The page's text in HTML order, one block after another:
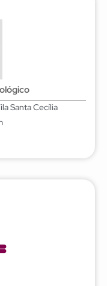
Santa Cecília